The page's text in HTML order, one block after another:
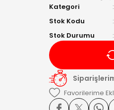
Kategori
Stok Kodu
Stok Durumu